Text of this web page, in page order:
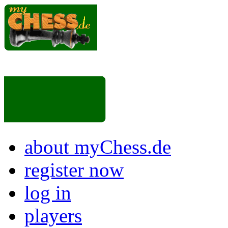
about myChess.de
register now
log in
players